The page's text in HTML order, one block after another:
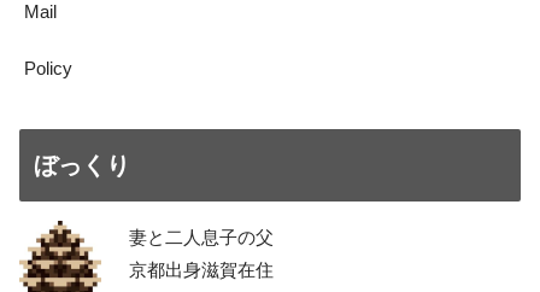
Mail
Policy
ぼっくり
妻と二人息子の父
京都出身滋賀在住